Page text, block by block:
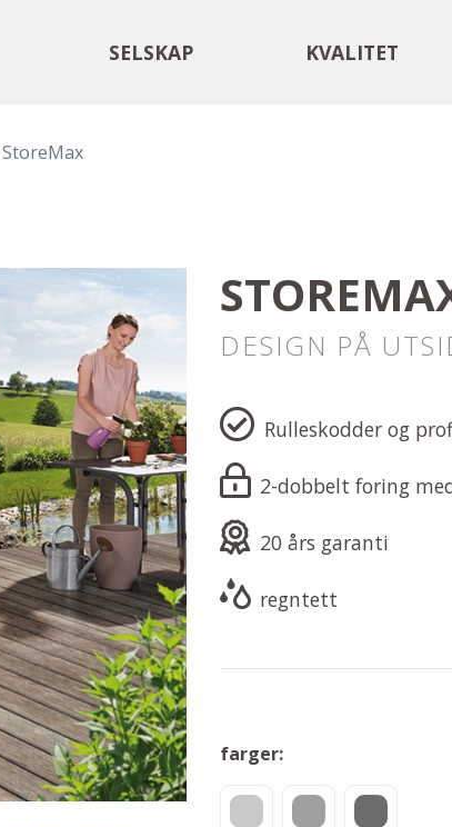
SELSKAP KVALITET
StoreMax
DESIGN PÅ
Rulleskodder og
2-dobbelt foring
20 års garanti
regntett
farger: